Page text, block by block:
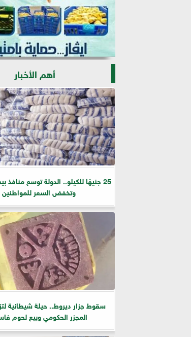
أهم الأخبار
25 جنيهًا للكيلو.. الدولة توسع منافذ
وتخفض السعر للمواطنين
سقوط جزار ديروط.. حيلة شيطانية
المجزر الحكومي وبيع لحوم